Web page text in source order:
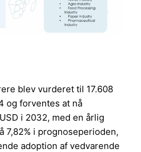
blev vurderet til 17.608
og forventes at nå
i 2032, med en årlig
7,82% i prognoseperioden,
adoption af vedvarende